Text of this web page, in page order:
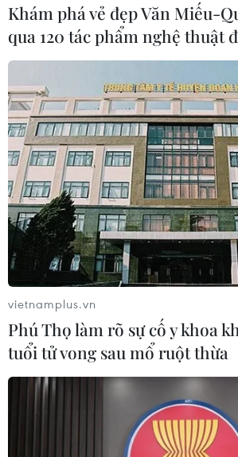
Ninh Bình, Hòa Bình cho
đến trường đến hết ngày 21/2
16/02/2021 10:16
Trước diễn biến phức tạp của dịch
Giáo dục và Đào tạo tỉnh Ninh Bình
cho học sinh không đến trường đến
Khám phá vẻ đẹp Văn Miếu-
qua 120 tác phẩm nghệ thuật
vietnamplus.vn
Phú Thọ làm rõ sự cố y khoa
tuổi tử vong sau mổ ruột thừa